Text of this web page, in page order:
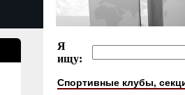
Я
ищу:
Спортивные клубы,